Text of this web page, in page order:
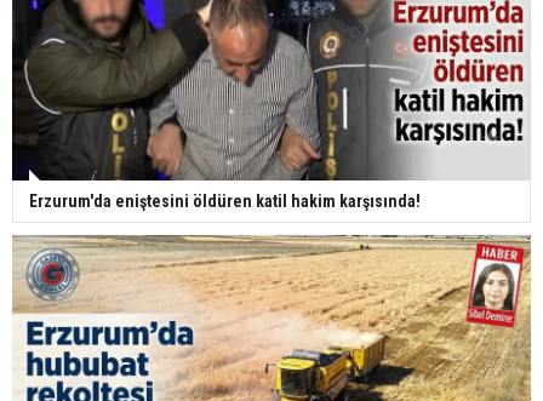
Erzurum'da eniştesini öldüren katil hakim karşısında!